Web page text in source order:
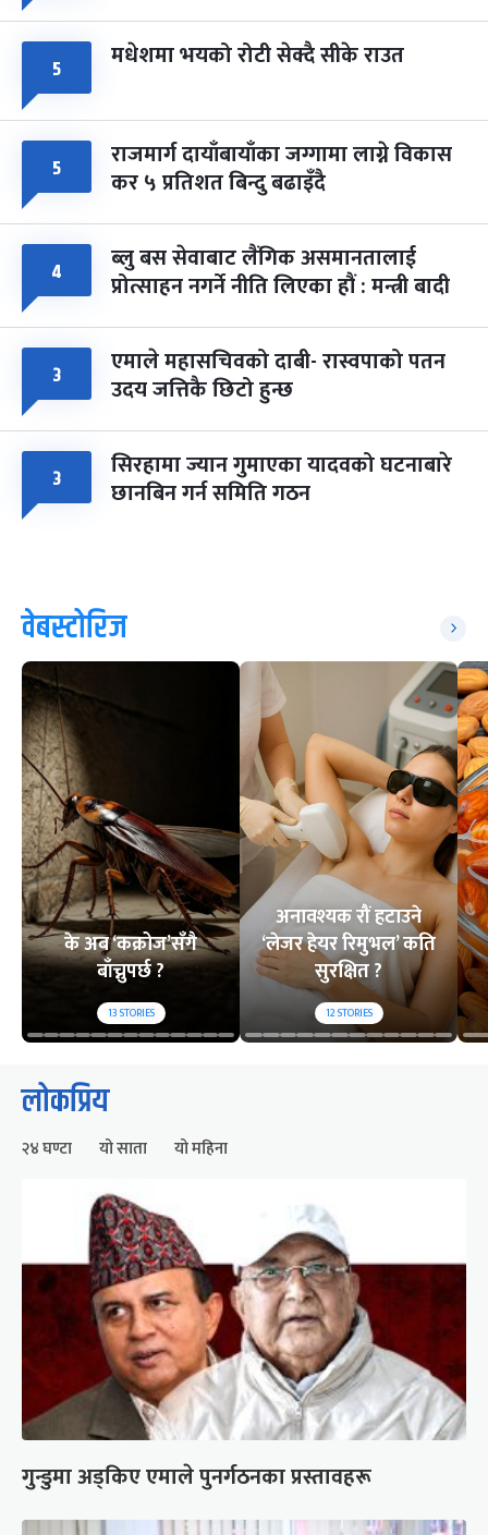
५ मधेशमा भयको रोटी सेक्दै सीके राउत
५ राजमार्ग दायाँबायाँका जग्गामा लाग्ने विकास
कर ५ प्रतिशत बिन्दु बढाइँदै
४ ब्लु बस सेवाबाट लैंगिक असमानतालाई
प्रोत्साहन नगर्ने नीति लिएका हौं : मन्त्री बादी
३ एमाले महासचिवको दाबी- रास्वपाको पतन
उदय जत्तिकै छिटो हुन्छ
३ सिरहामा ज्यान गुमाएका यादवको घटनाबारे
छानबिन गर्न समिति गठन
वेबस्टोरिज
के अब ‘कक्रोज’सँगै
बाँच्नुपर्छ ?
13STORIES
अनावश्यक रौं हटाउने
‘लेजर हेयर रिमुभल’ कति
सुरक्षित ?
12STORIES
लोकप्रिय
२४ घण्टा यो साता यो महिना
गुन्डुमा अड्किए एमाले पुनर्गठनका प्रस्तावहरू